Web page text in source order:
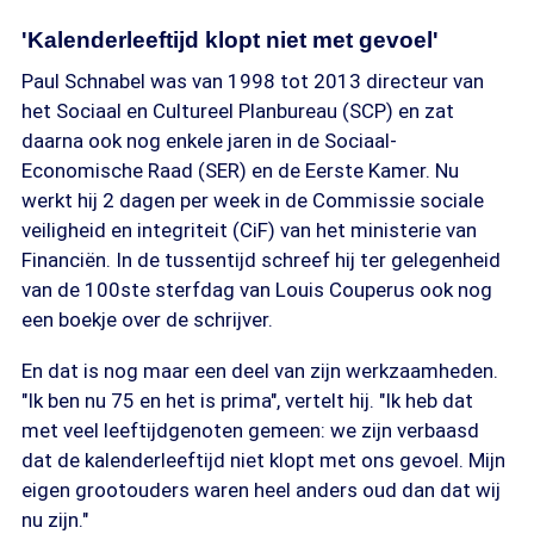
'Kalenderleeftijd klopt niet met gevoel'
Paul Schnabel was van 1998 tot 2013 directeur van
het Sociaal en Cultureel Planbureau (SCP) en zat
daarna ook nog enkele jaren in de Sociaal-
Economische Raad (SER) en de Eerste Kamer. Nu
werkt hij 2 dagen per week in de Commissie sociale
veiligheid en integriteit (CiF) van het ministerie van
Financiën. In de tussentijd schreef hij ter gelegenheid
van de 100ste sterfdag van Louis Couperus ook nog
een boekje over de schrijver.
En dat is nog maar een deel van zijn werkzaamheden.
"Ik ben nu 75 en het is prima", vertelt hij. "Ik heb dat
met veel leeftijdgenoten gemeen: we zijn verbaasd
dat de kalenderleeftijd niet klopt met ons gevoel. Mijn
eigen grootouders waren heel anders oud dan dat wij
nu zijn."